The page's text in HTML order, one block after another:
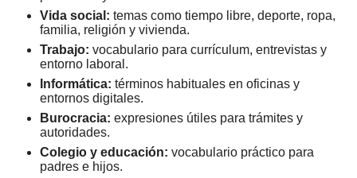
Vida social: temas como tiempo libre, deporte, ropa,
familia, religión y vivienda.
Trabajo: vocabulario para currículum, entrevistas y
entorno laboral.
Informática: términos habituales en oficinas y
entornos digitales.
Burocracia: expresiones útiles para trámites y
autoridades.
Colegio y educación: vocabulario práctico para
padres e hijos.